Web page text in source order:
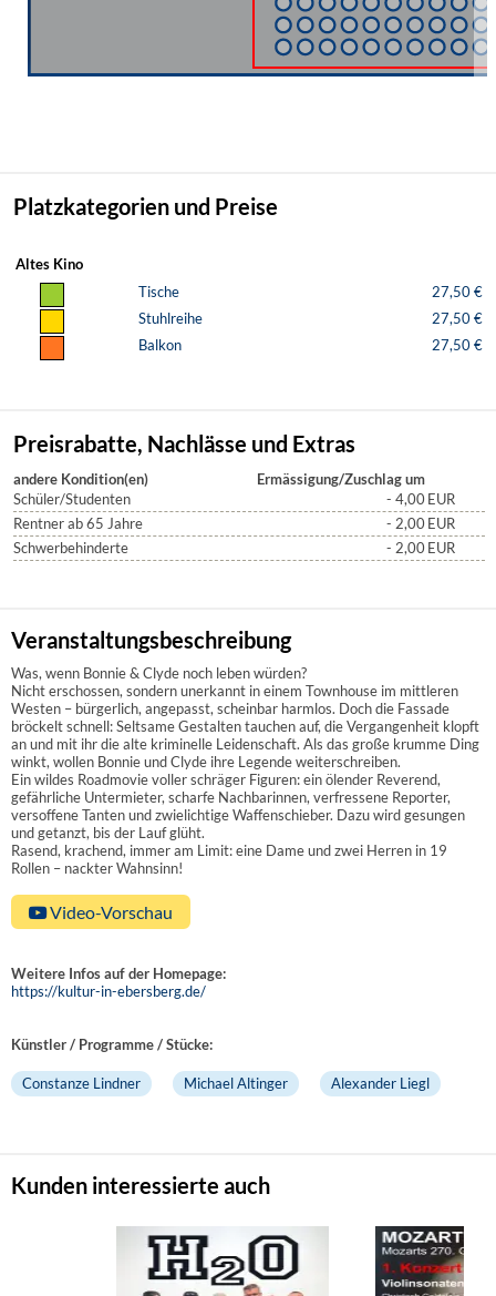
Platzkategorien und Preise
Altes Kino
Tische
27,50 €
Stuhlreihe
27,50 €
Balkon
27,50 €
Preisrabatte, Nachlässe und Extras
andere Kondition(en)
Ermässigung/Zuschlag um
Schüler/Studenten
- 4,00EUR
Rentner ab 65 Jahre
- 2,00EUR
Schwerbehinderte
- 2,00EUR
Veranstaltungsbeschreibung
Was, wenn Bonnie & Clyde noch leben würden?
Nicht erschossen, sondern unerkannt in einem Townhouse im mittleren
Westen – bürgerlich, angepasst, scheinbar harmlos. Doch die Fassade
bröckelt schnell: Seltsame Gestalten tauchen auf, die Vergangenheit klopft
an und mit ihr die alte kriminelle Leidenschaft. Als das große krumme Ding
winkt, wollen Bonnie und Clyde ihre Legende weiterschreiben.
Ein wildes Roadmovie voller schräger Figuren: ein ölender Reverend,
gefährliche Untermieter, scharfe Nachbarinnen, verfressene Reporter,
versoffene Tanten und zwielichtige Waffenschieber. Dazu wird gesungen
und getanzt, bis der Lauf glüht.
Rasend, krachend, immer am Limit: eine Dame und zwei Herren in 19
Rollen – nackter Wahnsinn!
Video-Vorschau
Weitere Infos auf der Homepage:
https://kultur-in-ebersberg.de/
Künstler / Programme / Stücke:
Constanze Lindner Michael Altinger Alexander Liegl
Kunden interessierte auch